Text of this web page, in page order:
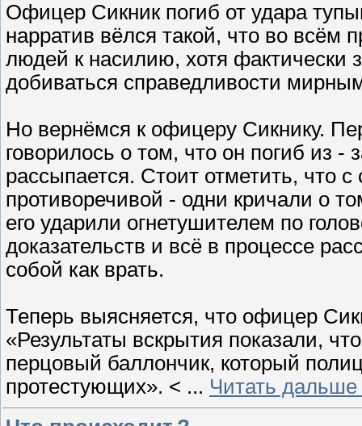
Офицер Сикник погиб от удара
нарратив вёлся такой, что во
людей к насилию, хотя фактически
добиваться справедливости
Но вернёмся к офицеру Сикнику.
говорилось о том, что он погиб из -
рассыпается. Стоит отметить, что
противоречивой - одни кричали о
его ударили огнетушителем по
доказательств и всё в процессе
собой как врать.
Теперь выясняется, что офицер
«Результаты вскрытия показали,
перцовый баллончик, который
протестующих». < ... Читать дальше